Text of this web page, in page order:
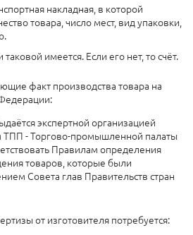
накладная, в которой
товара, число мест, вид упаковки,
таковой имеется. Если его нет, то счёт.
факт производства товара на
экспертной организацией
ТПП - Торгово-промышленной палаты
Правилам определения
товаров, которые были
Совета глав Правительств стран
от изготовителя потребуется: